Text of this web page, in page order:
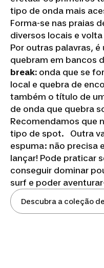
tipo de onda mais
Forma-se nas praias
diversos locais e
Por outras palavras,
quebram em bancos
break: onda que se
local e quebra de
também o título de
de onda que quebra
Recomendamos que
tipo de spot. Outra
espuma: não precisa
lançar! Pode praticar
conseguir dominar
surf e poder
Descubra a coleção